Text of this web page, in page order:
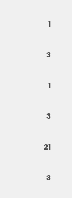
1
3
1
3
21
3